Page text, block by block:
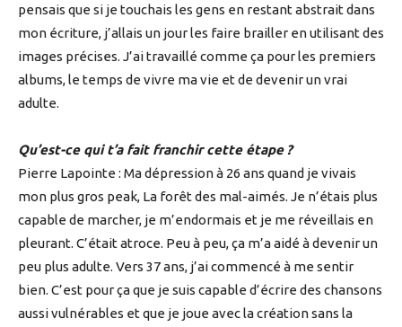
pensais que si je touchais les gens en restant abstrait dans
mon écriture, j’allais un jour les faire brailler en utilisant des
images précises. J’ai travaillé comme ça pour les premiers
albums, le temps de vivre ma vie et de devenir un vrai
adulte.
Qu’est-ce qui t’a fait franchir cette étape ?
Pierre Lapointe : Ma dépression à 26 ans quand je vivais
mon plus gros peak, La forêt des mal-aimés. Je n’étais plus
capable de marcher, je m’endormais et je me réveillais en
pleurant. C’était atroce. Peu à peu, ça m’a aidé à devenir un
peu plus adulte. Vers 37 ans, j’ai commencé à me sentir
bien. C’est pour ça que je suis capable d’écrire des chansons
aussi vulnérables et que je joue avec la création sans la